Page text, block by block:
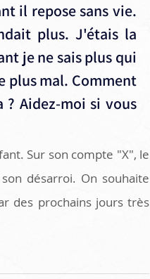
il repose sans vie.
plus. J'étais la
je ne sais plus qui
plus mal. Comment
Aidez-moi si vous
Sur son compte "X", le
désarroi. On souhaite
des prochains jours très